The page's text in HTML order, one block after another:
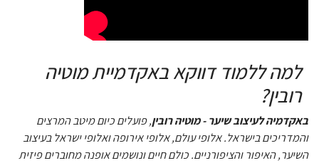
למה ללמוד דווקא באקדמיית מוטיה
רובין?
באקדמיה לעיצוב שיער - מוטיה רובין, פועלים כיום מיטב המרצים
והמדריכים בישראל. אלופי עולם, אלופי אירופה ואלופי ישראל בעיצוב
השיער, האיפור והציפורניים. כולם חיים ונושמים אופנה מחוברים פיזית